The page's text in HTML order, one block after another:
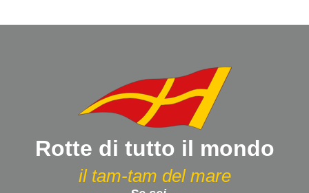
Rotte di tutto il mondo
il tam-tam del mare